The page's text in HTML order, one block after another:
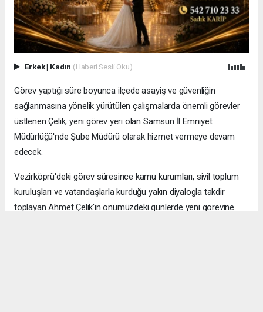
Erkek| Kadın (Haberi Sesli Oku)
Görev yaptığı süre boyunca ilçede asayiş ve güvenliğin
sağlanmasına yönelik yürütülen çalışmalarda önemli görevler
üstlenen Çelik, yeni görev yeri olan Samsun İl Emniyet
Müdürlüğü'nde Şube Müdürü olarak hizmet vermeye devam
edecek.
Vezirköprü'deki görev süresince kamu kurumları, sivil toplum
kuruluşları ve vatandaşlarla kurduğu yakın diyalogla takdir
toplayan Ahmet Çelik'in önümüzdeki günlerde yeni görevine